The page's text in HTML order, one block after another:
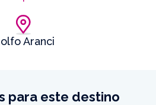
Aranci
para este destino